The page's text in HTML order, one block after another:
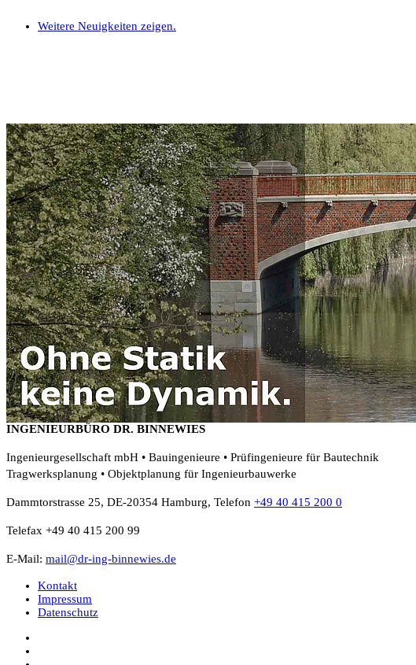
Weitere Neuigkeiten zeigen.
INGENIEURBÜRO DR. BINNEWIES
Ingenieurgesellschaft mbH • Bauingenieure • Prüfingenieure für Bautechnik
Tragwerksplanung • Objektplanung für Ingenieurbauwerke
Dammtorstrasse 25, DE-20354 Hamburg, Telefon +49 40 415 200 0
Telefax +49 40 415 200 99
E-Mail: mail@dr-ing-binnewies.de
Kontakt
Impressum
Datenschutz